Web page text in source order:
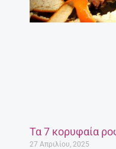
Τα 7 κορυφαία
27 Απριλίου, 2025